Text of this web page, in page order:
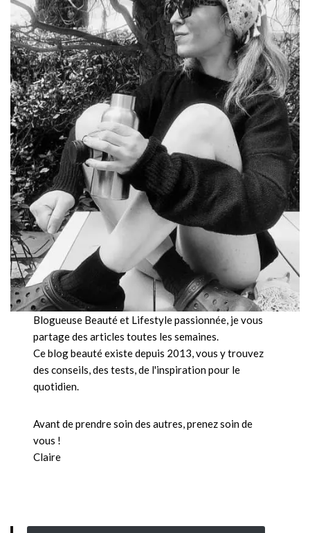
Blogueuse Beauté et Lifestyle passionnée, je vous
partage des articles toutes les semaines.
Ce blog beauté existe depuis 2013, vous y trouvez
des conseils, des tests, de l'inspiration pour le
quotidien.
Avant de prendre soin des autres, prenez soin de
vous !
Claire